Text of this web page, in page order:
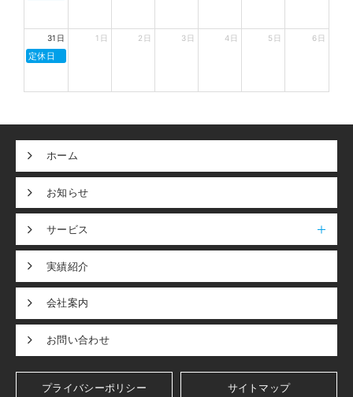
31日
定休日
1日 2日 3日 4日 5日 6日
ホーム
お知らせ
サービス
実績紹介
会社案内
お問い合わせ
プライバシーポリシー サイトマップ